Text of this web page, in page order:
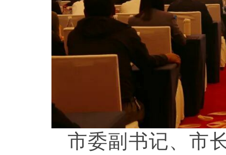
市委副书记、市